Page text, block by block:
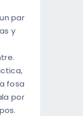
par
y
fosa
por